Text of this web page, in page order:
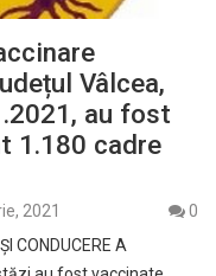
Vâlcea,
au fost
1.180 cadre
2021
0
CONDUCERE A